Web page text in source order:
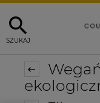
SZUKAJ